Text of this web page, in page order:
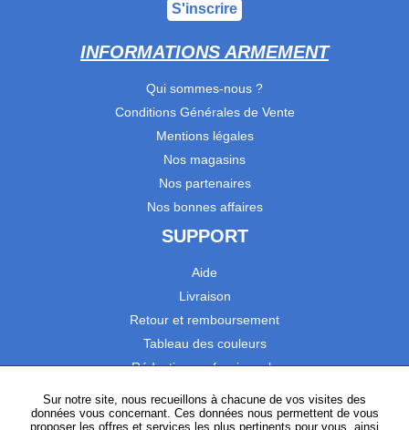
S'inscrire
INFORMATIONS ARMEMENT
Qui sommes-nous ?
Conditions Générales de Vente
Mentions légales
Nos magasins
Nos partenaires
Nos bonnes affaires
SUPPORT
Aide
Livraison
Retour et remboursement
Tableau des couleurs
Réduction professionnels
Satisfaction Clients
Sur notre site, nous recueillons à chacune de vos visites des
données vous concernant. Ces données nous permettent de vous
proposer les offres et services les plus pertinents pour vous, ainsi